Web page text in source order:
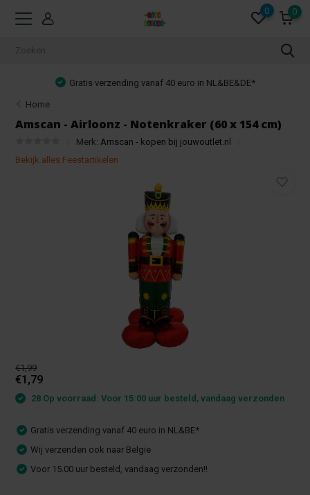
0 0
Gratis verzending vanaf 40 euro in NL&BE&DE*
Home
Amscan - Airloonz - Notenkraker (60 x 154 cm)
Merk: Amscan - kopen bij jouwoutlet.nl
Bekijk alles Feestartikelen
€1,99
€1,79
28 Op voorraad: Voor 15:00 uur besteld, vandaag verzonden
Gratis verzending vanaf 40 euro in NL&BE*
Wij verzenden ook naar Belgie
Voor 15.00 uur besteld, vandaag verzonden!!